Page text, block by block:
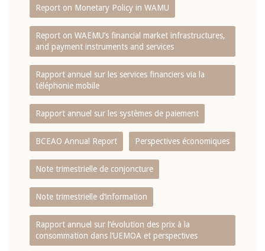
Report on Monetary Policy in WAMU
Report on WAEMU’s financial market infrastructures,
and payment instruments and services
Rapport annuel sur les services financiers via la
téléphonie mobile
Rapport annuel sur les systèmes de paiement
BCEAO Annual Report Perspectives économiques
Note trimestrielle de conjoncture
Note trimestrielle d‘information
Rapport annuel sur l‘évolution des prix à la
consommation dans l‘UEMOA et perspectives